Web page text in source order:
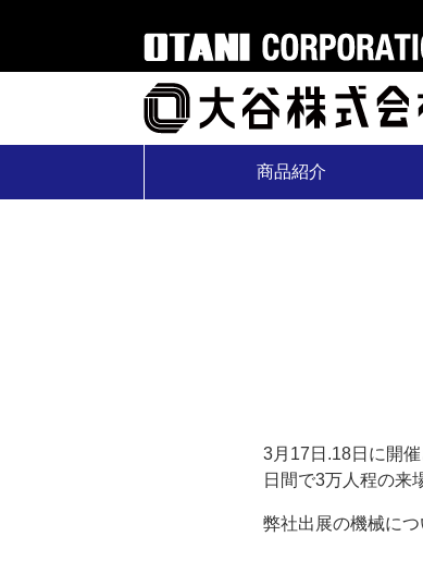
商品紹介
3月17日.18日に開
日間で3万人程の来
弊社出展の機械に